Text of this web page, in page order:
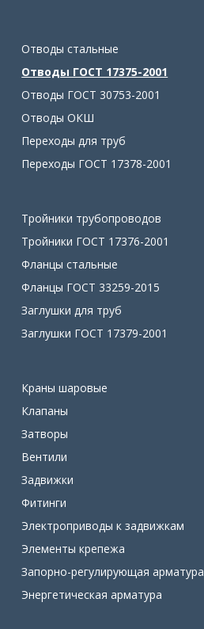
Отводы стальные
Отводы ГОСТ 17375-2001
Отводы ГОСТ 30753-2001
Отводы ОКШ
Переходы для труб
Переходы ГОСТ 17378-2001
Тройники трубопроводов
Тройники ГОСТ 17376-2001
Фланцы стальные
Фланцы ГОСТ 33259-2015
Заглушки для труб
Заглушки ГОСТ 17379-2001
Краны шаровые
Клапаны
Затворы
Вентили
Задвижки
Фитинги
Электроприводы к задвижкам
Элементы крепежа
Запорно-регулирующая арматура
Энергетическая арматура